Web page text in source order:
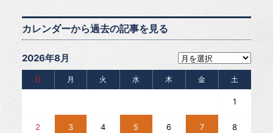
カレンダーから過去の記事を見る
2026年8月
日 月 火 水 木 金 土
1
2 3 4 5 6 7 8